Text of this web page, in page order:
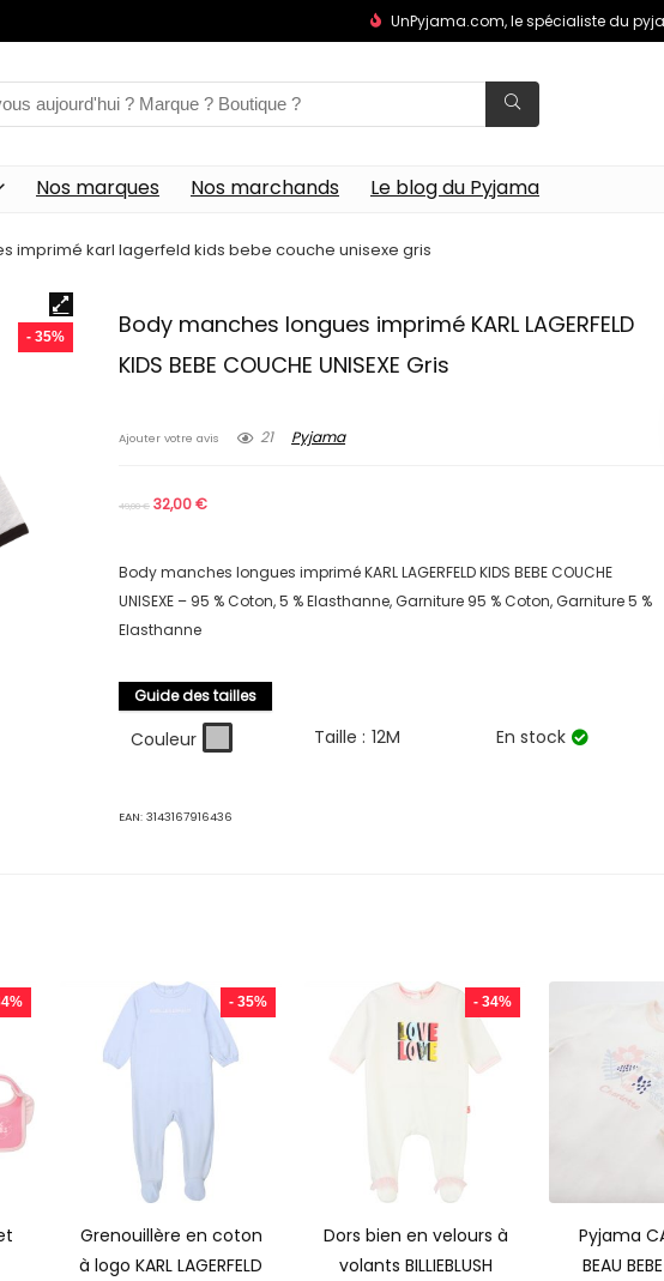
UnPyjama.com, le spécialiste du
Nos marques Nos marchands Le blog du Pyjama
imprimé karl lagerfeld kids bebe couche unisexe gris
- 35%
Body manches longues imprimé KARL LAGERFELD
KIDS BEBE COUCHE UNISEXE Gris
Ajouter votre avis 21 Pyjama
49,00€ 32,00€
Body manches longues imprimé KARL LAGERFELD KIDS BEBE COUCHE
UNISEXE – 95 % Coton, 5 % Elasthanne, Garniture 95 % Coton, Garniture 5 %
Elasthanne
Guide des tailles
Couleur Taille : 12M En stock
EAN:3143167916436
- 35%
Grenouillère en coton
à logo KARL LAGERFELD
- 34%
Dors bien en velours à
volants BILLIEBLUSH
Pyjama
BEAU